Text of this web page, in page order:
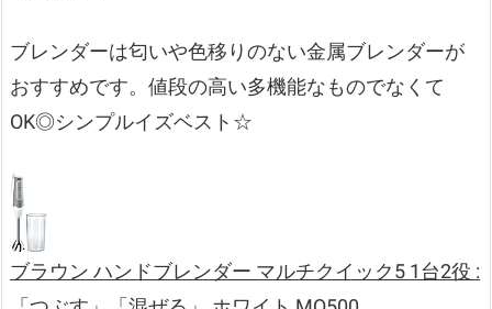
ブレンダーは匂いや色移りのない金属ブレンダーが
おすすめです。値段の高い多機能なものでなくて
OK◎シンプルイズベスト☆
ブラウン ハンドブレンダー マルチクイック5 1台2役 :